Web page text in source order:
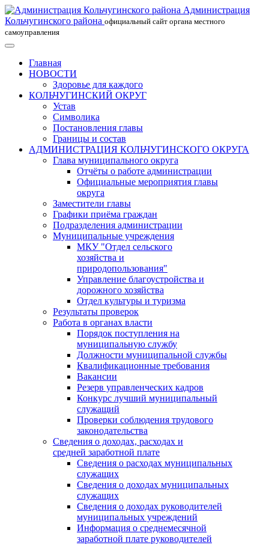
Администрация
Кольчугинского района официальный сайт органа местного
самоуправления
Главная
НОВОСТИ
Здоровье для каждого
КОЛЬЧУГИНСКИЙ ОКРУГ
Устав
Символика
Постановления главы
Границы и состав
АДМИНИСТРАЦИЯ КОЛЬЧУГИНСКОГО ОКРУГА
Глава муниципального округа
Отчёты о работе администрации
Официальные мероприятия главы
округа
Заместители главы
Графики приёма граждан
Подразделения администрации
Муниципальные учреждения
МКУ "Отдел сельского
хозяйства и
природопользования"
Управление благоустройства и
дорожного хозяйства
Отдел культуры и туризма
Результаты проверок
Работа в органах власти
Порядок поступления на
муниципальную службу
Должности муниципальной службы
Квалификационные требования
Вакансии
Резерв управленческих кадров
Конкурс лучший муниципальный
служащий
Проверки соблюдения трудового
законодательства
Сведения о доходах, расходах и
средней заработной плате
Сведения о расходах муниципальных
служащих
Сведения о доходах муниципальных
служащих
Сведения о доходах руководителей
муниципальных учреждений
Информация о среднемесячной
заработной плате руководителей